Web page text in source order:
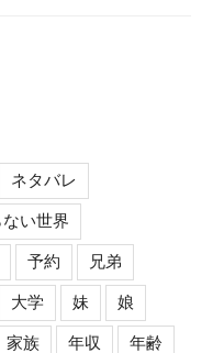
ネタバレ
い世界
予約 兄弟
大学 妹 娘
家族 年収 年齢